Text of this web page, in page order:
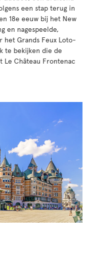
een stap terug in
18e eeuw bij het New
en nagespeelde,
het Grands Feux Loto-
te bekijken die de
Le Château Frontenac